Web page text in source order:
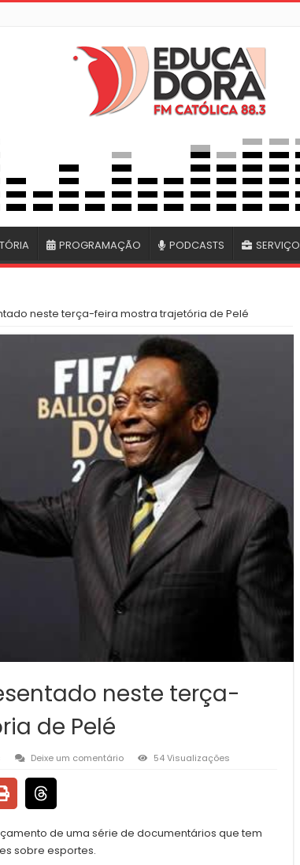
PROGRAMAÇÃO PODCASTS SERVIÇO
neste terça-feira mostra trajetória de Pelé
neste terça-
de Pelé
Deixe um comentário 54 Visualizações
de uma série de documentários que tem
sobre esportes.